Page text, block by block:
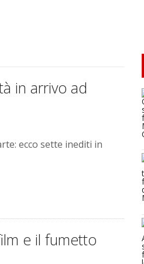
in arrivo ad
ecco sette inediti in
e il fumetto